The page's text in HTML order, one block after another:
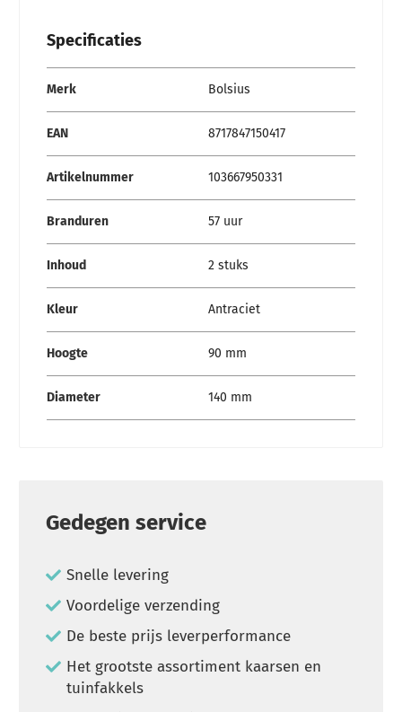
Specificaties
Merk
Bolsius
EAN 8717847150417
Artikelnummer 103667950331
Branduren 57 uur
Inhoud 2 stuks
Kleur Antraciet
Hoogte 90 mm
Diameter 140 mm
Gedegen service
Snelle levering
Voordelige verzending
De beste prijs leverperformance
Het grootste assortiment kaarsen en
tuinfakkels